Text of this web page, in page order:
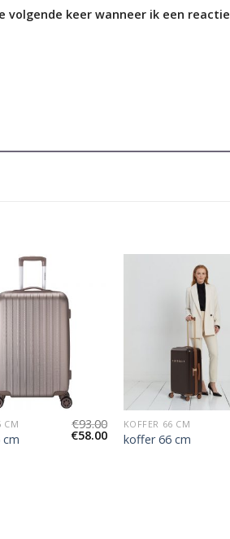
volgende keer wanneer ik een reactie
CM €93.00
€58.00
KOFFER 66 CM
koffer 66 cm